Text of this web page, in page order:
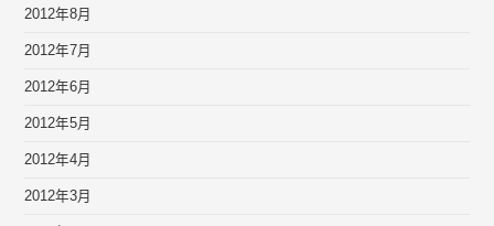
2012年8月
2012年7月
2012年6月
2012年5月
2012年4月
2012年3月